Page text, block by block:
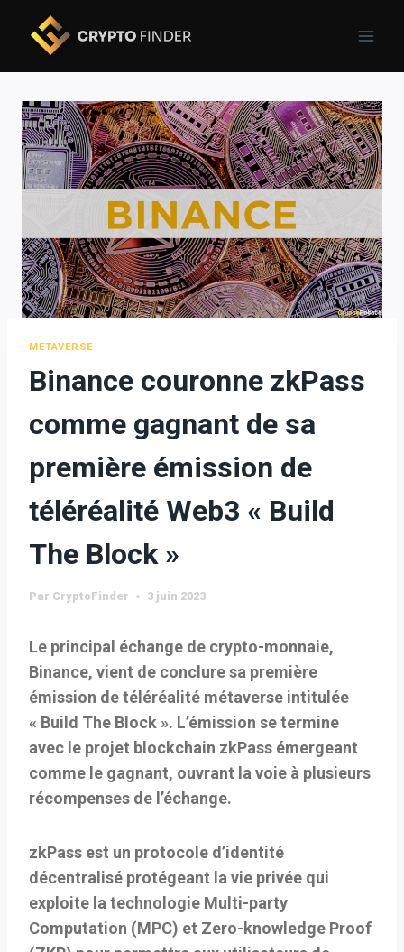
content
METAVERSE
Binance couronne zkPass
comme gagnant de sa
première émission de
téléréalité Web3 « Build
The Block »
Par CryptoFinder 3 juin 2023
Le principal échange de crypto-monnaie,
Binance, vient de conclure sa première
émission de téléréalité métaverse intitulée
« Build The Block ». L’émission se termine
avec le projet blockchain zkPass émergeant
comme le gagnant, ouvrant la voie à plusieurs
récompenses de l’échange.
zkPass est un protocole d’identité
décentralisé protégeant la vie privée qui
exploite la technologie Multi-party
Computation (MPC) et Zero-knowledge Proof